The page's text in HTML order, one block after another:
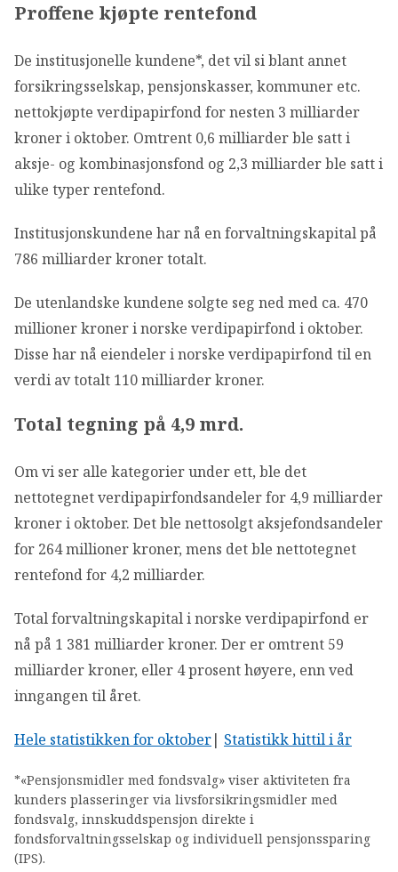
Proffene kjøpte rentefond
De institusjonelle kundene*, det vil si blant annet
forsikringsselskap, pensjonskasser, kommuner etc.
nettokjøpte verdipapirfond for nesten 3 milliarder
kroner i oktober. Omtrent 0,6 milliarder ble satt i
aksje- og kombinasjonsfond og 2,3 milliarder ble satt i
ulike typer rentefond.
Institusjonskundene har nå en forvaltningskapital på
786 milliarder kroner totalt.
De utenlandske kundene solgte seg ned med ca. 470
millioner kroner i norske verdipapirfond i oktober.
Disse har nå eiendeler i norske verdipapirfond til en
verdi av totalt 110 milliarder kroner.
Total tegning på 4,9 mrd.
Om vi ser alle kategorier under ett, ble det
nettotegnet verdipapirfondsandeler for 4,9 milliarder
kroner i oktober. Det ble nettosolgt aksjefondsandeler
for 264 millioner kroner, mens det ble nettotegnet
rentefond for 4,2 milliarder.
Total forvaltningskapital i norske verdipapirfond er
nå på 1 381 milliarder kroner. Der er omtrent 59
milliarder kroner, eller 4 prosent høyere, enn ved
inngangen til året.
Hele statistikken for oktober| Statistikk hittil i år
*«Pensjonsmidler med fondsvalg» viser aktiviteten fra
kunders plasseringer via livsforsikringsmidler med
fondsvalg, innskuddspensjon direkte i
fondsforvaltningsselskap og individuell pensjonssparing
(IPS).